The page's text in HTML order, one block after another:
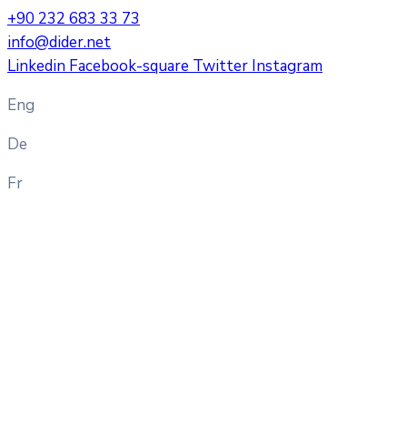
+90 232 683 33 73
info@dider.net
Linkedin Facebook-square Twitter Instagram
Eng
De
Fr